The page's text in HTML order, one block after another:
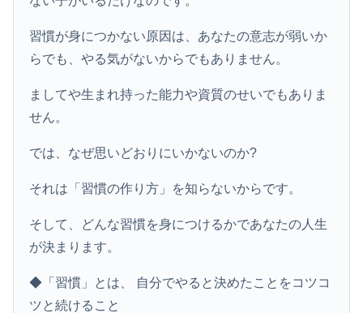
習慣が身につかない原因は、あなたの意志が弱いか
らでも、やる気がないからでもありません。
ましてや生まれ持った能力や資質のせいでもありま
せん。
では、なぜ思いどおりにいかないのか?
それは「習慣の作り方」を知らないからです。
そして、どんな習慣を身につけるかであなたの人生
が決まります。
◆「習慣」とは、 自分でやると決めたことをコツコ
ツと続けること